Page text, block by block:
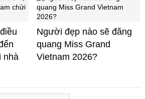
nhà
Người đẹp nào sẽ đăng
quang Miss Grand
Vietnam 2026?